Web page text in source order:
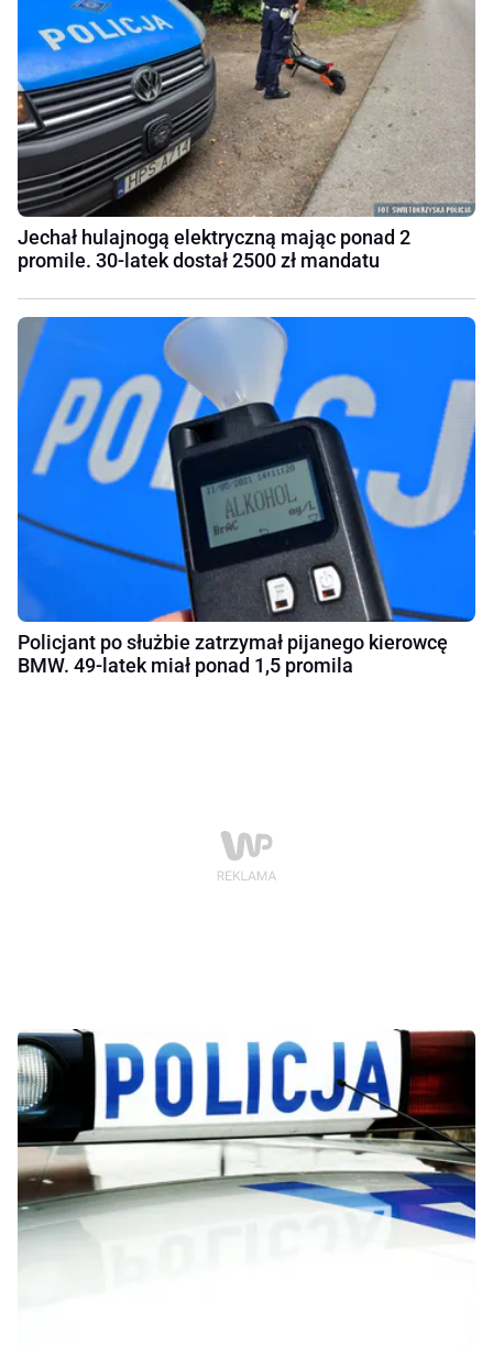
Jechał hulajnogą elektryczną mając ponad 2
promile. 30-latek dostał 2500 zł mandatu
Policjant po służbie zatrzymał pijanego kierowcę
BMW. 49-latek miał ponad 1,5 promila